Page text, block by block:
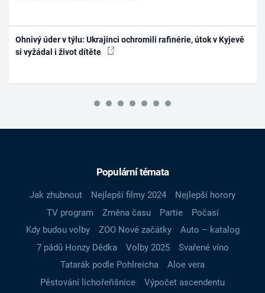
Ohnivý úder v týlu: Ukrajinci ochromili rafinérie, útok v Kyjevě
si vyžádal i život dítěte
Populární témata
Jak zhubnout Nejlepší filmy 2024
Nejlepší horory
TV program
Změna času Partie
Počasí
Kdy budou volby
ZOO Nové začátky
Auto – katalog
7 pádů Honzy Dědka
Volby 2025
Svařené víno
Tatarák podle Pohlreicha
Aloe vera
Pěstování lichořeřišnice
Výpočet ascendentu